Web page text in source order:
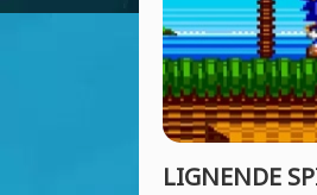
LIGNENDE